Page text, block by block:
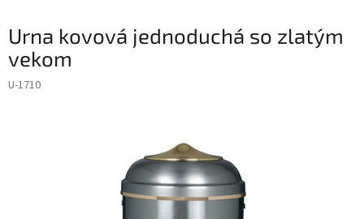
Urna kovová jednoduchá so zlatým
vekom
U-1710